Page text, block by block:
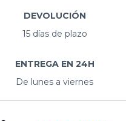
DEVOLUCIÓN
15 días de plazo
ENTREGA EN 24H
De lunes a viernes